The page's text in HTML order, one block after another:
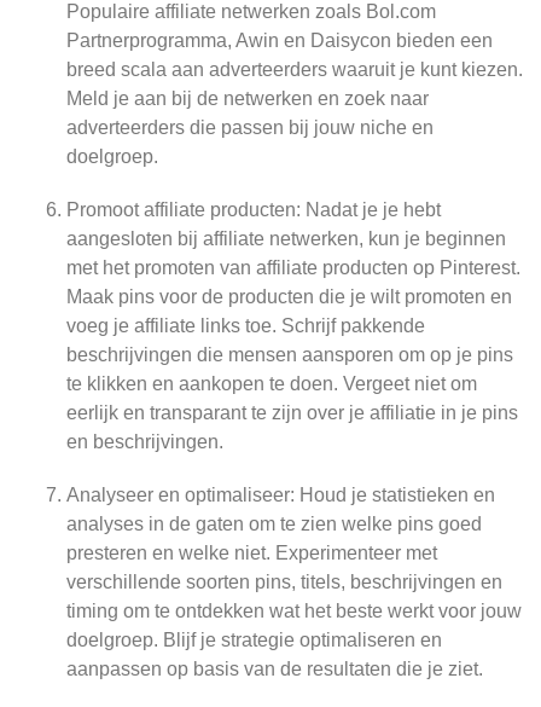
Populaire affiliate netwerken zoals Bol.com
Partnerprogramma, Awin en Daisycon bieden een
breed scala aan adverteerders waaruit je kunt kiezen.
Meld je aan bij de netwerken en zoek naar
adverteerders die passen bij jouw niche en
doelgroep.
Promoot affiliate producten: Nadat je je hebt
aangesloten bij affiliate netwerken, kun je beginnen
met het promoten van affiliate producten op Pinterest.
Maak pins voor de producten die je wilt promoten en
voeg je affiliate links toe. Schrijf pakkende
beschrijvingen die mensen aansporen om op je pins
te klikken en aankopen te doen. Vergeet niet om
eerlijk en transparant te zijn over je affiliatie in je pins
en beschrijvingen.
Analyseer en optimaliseer: Houd je statistieken en
analyses in de gaten om te zien welke pins goed
presteren en welke niet. Experimenteer met
verschillende soorten pins, titels, beschrijvingen en
timing om te ontdekken wat het beste werkt voor jouw
doelgroep. Blijf je strategie optimaliseren en
aanpassen op basis van de resultaten die je ziet.